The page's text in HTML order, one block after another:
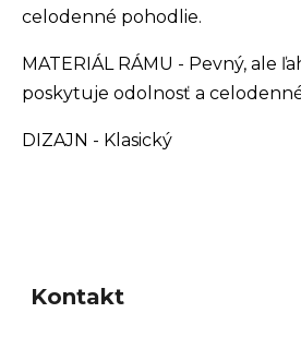
celodenné pohodlie.
MATERIÁL RÁMU - Pevný, ale
poskytuje odolnosť a
DIZAJN - Klasický
Kontakt